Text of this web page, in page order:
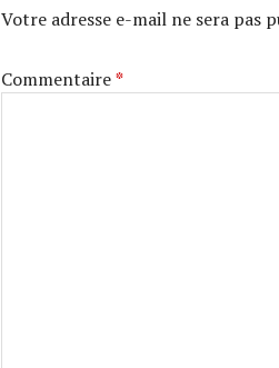
Votre adresse e-mail ne sera pas
Commentaire*